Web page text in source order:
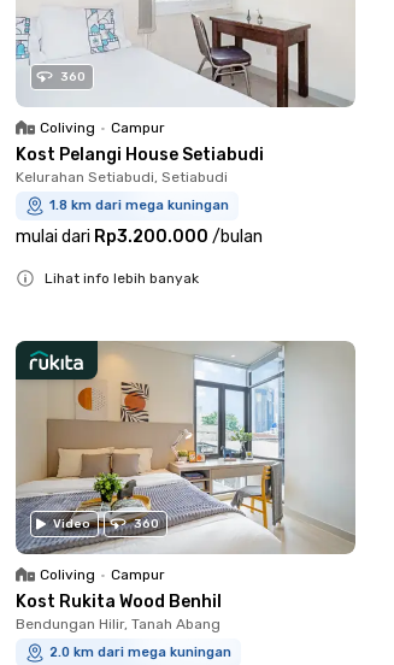
360
Coliving • Campur
Kost Pelangi House Setiabudi
Kelurahan Setiabudi, Setiabudi
1.8 km dari mega kuningan
mulai dari Rp3.200.000 /bulan
Lihat info lebih banyak
Video 360
Coliving • Campur
Kost Rukita Wood Benhil
Bendungan Hilir, Tanah Abang
2.0 km dari mega kuningan